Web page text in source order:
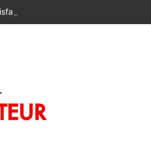
du bilan de la coopération,